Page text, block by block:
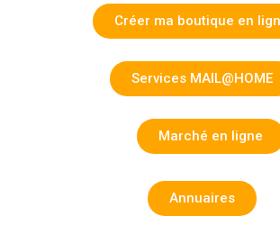
Marché en ligne
Annuaires
LE LABEL DE
BOUTIQUEEN